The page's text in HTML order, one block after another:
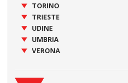
TORINO
TRIESTE
UDINE
UMBRIA
VERONA